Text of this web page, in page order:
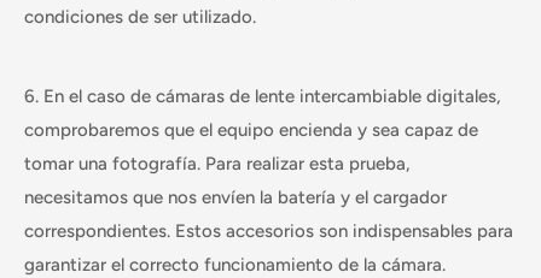
condiciones de ser utilizado.
6. En el caso de cámaras de lente intercambiable digitales,
comprobaremos que el equipo encienda y sea capaz de
tomar una fotografía. Para realizar esta prueba,
necesitamos que nos envíen la batería y el cargador
correspondientes. Estos accesorios son indispensables para
garantizar el correcto funcionamiento de la cámara.